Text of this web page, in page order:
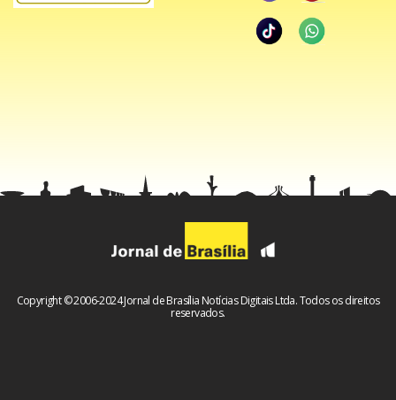
Copyright © 2006-2024 Jornal de Brasília Notícias Digitais Ltda. Todos os direitos
reservados.